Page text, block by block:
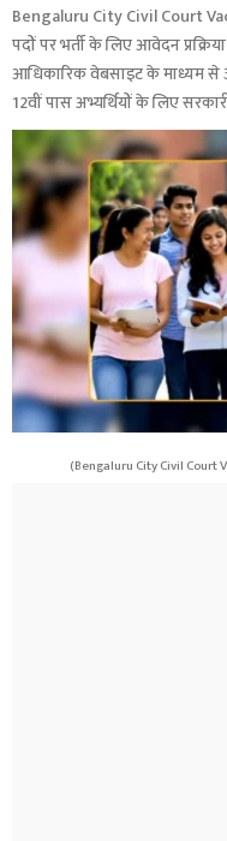
Bengaluru City Civil Court
पदों पर भर्ती के लिए आवेदन
आधिकारिक वेबसाइट के माध्यम
12वीं पास अभ्यर्थियों के लिए
(Bengaluru City Civil Court